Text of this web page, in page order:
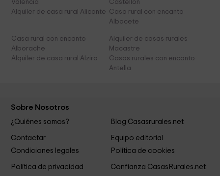
Valencia
Castellón
Alquiler de casa rural Alicante Casa rural con encanto
Albacete
Casa rural con encanto
Alborache
Alquiler de casas rurales
Macastre
Alquiler de casa rural Alzira
Casas rurales con encanto
Antella
Sobre Nosotros
¿Quiénes somos? Blog Casasrurales.net
Contactar
Equipo editorial
Condiciones legales
Política de cookies
Política de privacidad Confianza CasasRurales.net